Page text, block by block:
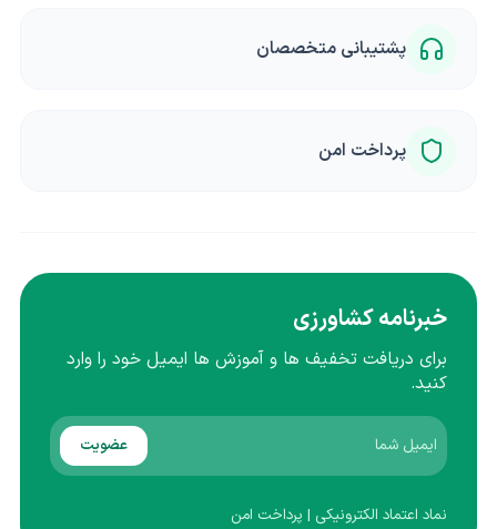
پشتیبانی متخصصان
پرداخت امن
خبرنامه کشاورزی
برای دریافت تخفیف ها و آموزش ها ایمیل خود را وارد
کنید.
عضویت
نماد اعتماد الکترونیکی | پرداخت امن